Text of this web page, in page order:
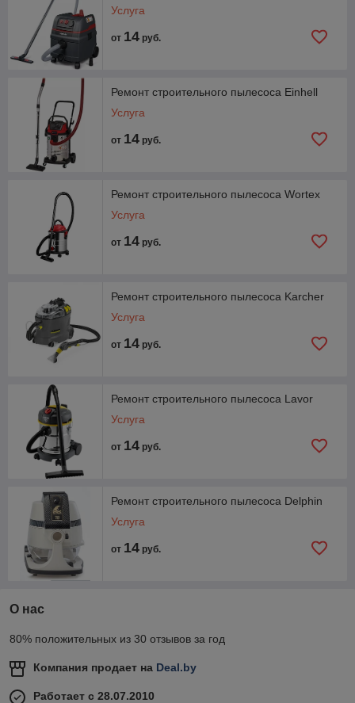
Удобная форма оплаты: наличный и безналичный
расчет;
Гарантия 90 дней на выполненные работы и
использованные запасные части;
В случае нецелесообразности ремонта или полной
выработки ресурса оборудования, наш сервисный
центр выдает акты на списание оборудования для
вашего предприятия.
Услуга
от 14 руб.
Ремонт строительного пылесоса Einhell
Услуга
от 14 руб.
Ремонт строительного пылесоса Wortex
Услуга
от 14 руб.
Ремонт строительного пылесоса Karcher
Услуга
от 14 руб.
Ремонт строительного пылесоса Lavor
Услуга
от 14 руб.
Ремонт строительного пылесоса Delphin
Услуга
от 14 руб.
О нас
80% положительных из 30 отзывов за год
Компания продает на Deal.by
Работает с 28.07.2010